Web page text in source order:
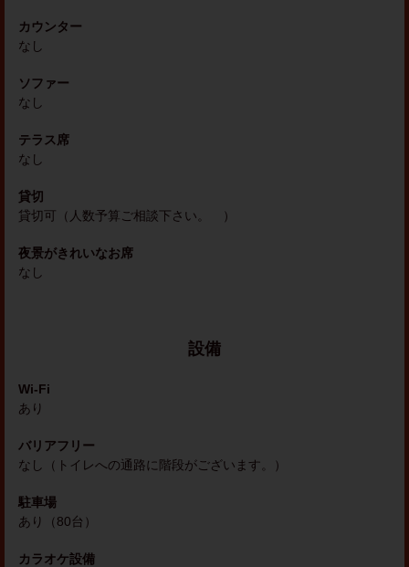
カウンター
なし
ソファー
なし
テラス席
なし
貸切
貸切可（人数予算ご相談下さい。 ）
夜景がきれいなお席
なし
設備
Wi-Fi
あり
バリアフリー
なし（トイレへの通路に階段がございます。）
駐車場
あり（80台）
カラオケ設備